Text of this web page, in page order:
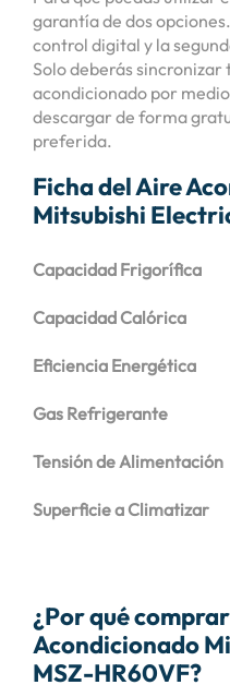
garantía de dos
control digital y la
Solo deberás sincronizar
acondicionado por
descargar de forma
preferida.
Ficha del Aire
Mitsubishi
Capacidad Frigorífica
Capacidad Calórica
Eficiencia Energética
Gas Refrigerante
Tensión de Alimentación
Superficie a Climatizar
¿Por qué
Acondicionado
MSZ-HR60VF?